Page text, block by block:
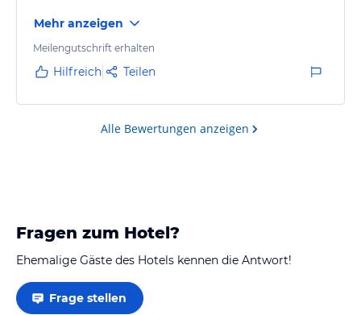
Auch das Personal am Front Desk fiel bei diesem
Aufenthalt nicht in die freundliche Rubrik. Alles in
allem zusammengefasst sind wir echt am Überlegen,
anderweitig orientieren sollten. Zudem wurde auch
noch bekannt, dass das…
Mehr anzeigen
Meilengutschrift erhalten
Hilfreich Teilen
Alle Bewertungen anzeigen
Fragen zum Hotel?
Ehemalige Gäste des Hotels kennen die Antwort!
Frage stellen